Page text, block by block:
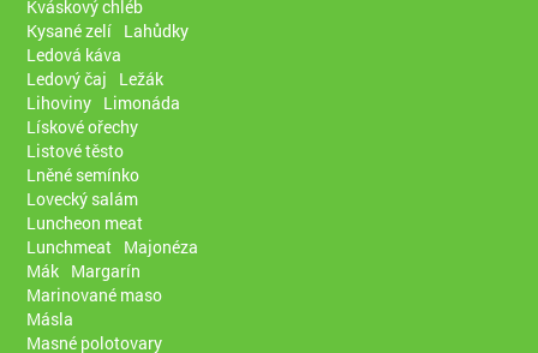
Kváskový chléb
Kysané zelí Lahůdky
Ledová káva
Ledový čaj
Ležák
Lihoviny Limonáda
Lískové ořechy
Listové těsto
Lněné semínko
Lovecký salám
Luncheon meat
Lunchmeat Majonéza
Mák Margarín
Marinované maso
Másla
Masné polotovary